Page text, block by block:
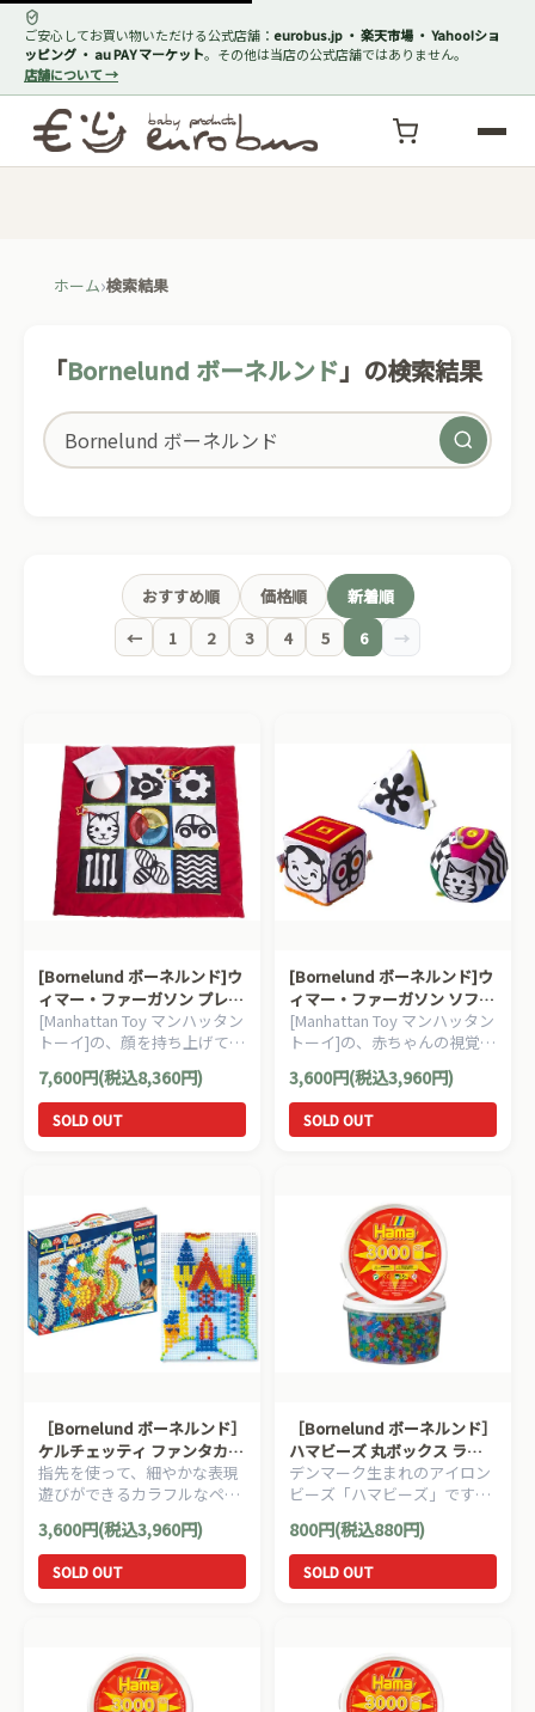
ご安心してお買い物いただける公式店舗： eurobus.jp ・ 楽天市場 ・ Yahoo!ショ
ッピング ・ au PAY マーケット。その他は当店の公式店舗ではありません。
店舗について →
ホーム 検索結果
「Bornelund ボーネルンド」の検索結果
おすすめ順 価格順
新着順
←
1 2 3 4 5 6 →
[Bornelund ボーネルンド]ウ
ィマー・ファーガソン プレイ
マット
[Manhattan Toy マンハッタン
トーイ]の、顔を持ち上げて見
るのが楽しくなる、手あそび
つきマットです。
7,600円(税込8,360円)
SOLD OUT
[Bornelund ボーネルンド]ウ
ィマー・ファーガソン ソフト
ブロック
[Manhattan Toy マンハッタン
トーイ]の、赤ちゃんの視覚、
触角、聴覚にはたらきかける
布製ブロックです。
3,600円(税込3,960円)
SOLD OUT
［Bornelund ボーネルンド］
ケルチェッティ ファンタカラ
ー600
指先を使って、細やかな表現
遊びができるカラフルなペグ
セットです。ペグボードが4
枚入っているので2～4人で楽
しむこともできます。
3,600円(税込3,960円)
SOLD OUT
［Bornelund ボーネルンド］
ハマビーズ 丸ボックス ラメ
（3000ピース）
デンマーク生まれのアイロン
ビーズ「ハマビーズ」です。
ラメが入った透明色のハマビ
ーズが3000ピース入っていま
す。
800円(税込880円)
SOLD OUT